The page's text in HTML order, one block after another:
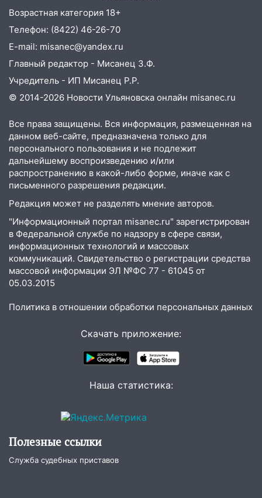
09:28 Дети на дорогах: пострадали
пешеходы. Обзор крупных аварий в
Ульяновской области
08:30
Поджог со свечой, 16 сгоревших
домов и выстрел за водку
07:50 Какая погоды будет днем 8
августа
06:45 Императорский мост в
Ульяновске останется закрытым до
утра 10 августа
05:18
Судьба готовит сюрприз: гороскоп
на 8 августа — кому повезет с
деньгами, а кого ждет неожиданная
встреча
04:47 В Ульяновской области объявили
ракетную опасность: звучат сирены
20:40
Ульяновские аграрии смогут
В следственном управлении
мероприятие, приуроченное к
следствия Российской Федерации
поддержать «Симбирскую чебурашку»
на фестивале «ФормАРТ»
Возрастная категория 18+
Телефон: (8422) 46-26-70
E-mail: misanec@yandex.ru
Главный редактор - Мисанец З.Ф.
Учредитель - ИП Мисанец Р.Р.
© 2014-2026 Новости Ульяновска онлайн misanec.ru
Все права защищены. Вся информация, размещенная на
данном веб-сайте, предназначена только для
персонального пользования и не подлежит
дальнейшему воспроизведению и/или
распространению в какой-либо форме, иначе как с
письменного разрешения редакции.
Редакция может не разделять мнение авторов.
"Информационный портал misanec.ru" зарегистрирован
в Федеральной службе по надзору в сфере связи,
информационных технологий и массовых
коммуникаций. Свидетельство о регистрации средства
массовой информации ЭЛ №ФС 77 - 61045 от
05.03.2015
Политика в отношении обработки персональных данных
Скачать приложение:
Наша статистика:
Полезные ссылки
Служба судебных приставов